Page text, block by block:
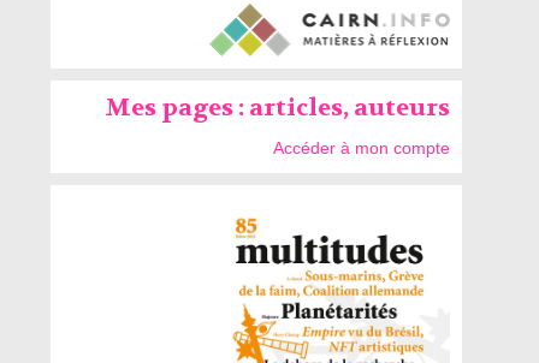
Mes pages : articles, auteurs
Accéder à mon compte